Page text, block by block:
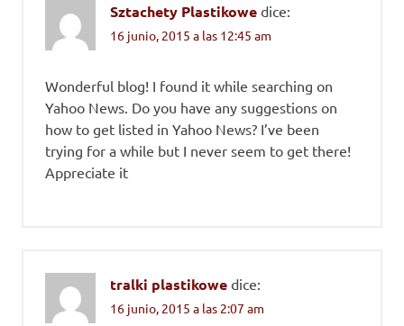
Sztachety Plastikowe dice:
16 junio, 2015 a las 12:45 am
Wonderful blog! I found it while searching on
Yahoo News. Do you have any suggestions on
how to get listed in Yahoo News? I’ve been
trying for a while but I never seem to get there!
Appreciate it
tralki plastikowe dice:
16 junio, 2015 a las 2:07 am